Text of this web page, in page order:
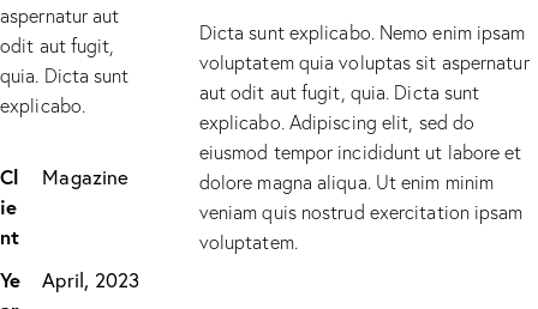
aspernatur aut
odit aut fugit,
quia. Dicta sunt
explicabo.
Cl
ie
nt
Magazine
Ye
April, 2023
Dicta sunt explicabo. Nemo enim ipsam
voluptatem quia voluptas sit aspernatur
aut odit aut fugit, quia. Dicta sunt
explicabo. Adipiscing elit, sed do
eiusmod tempor incididunt ut labore et
dolore magna aliqua. Ut enim minim
veniam quis nostrud exercitation ipsam
voluptatem.